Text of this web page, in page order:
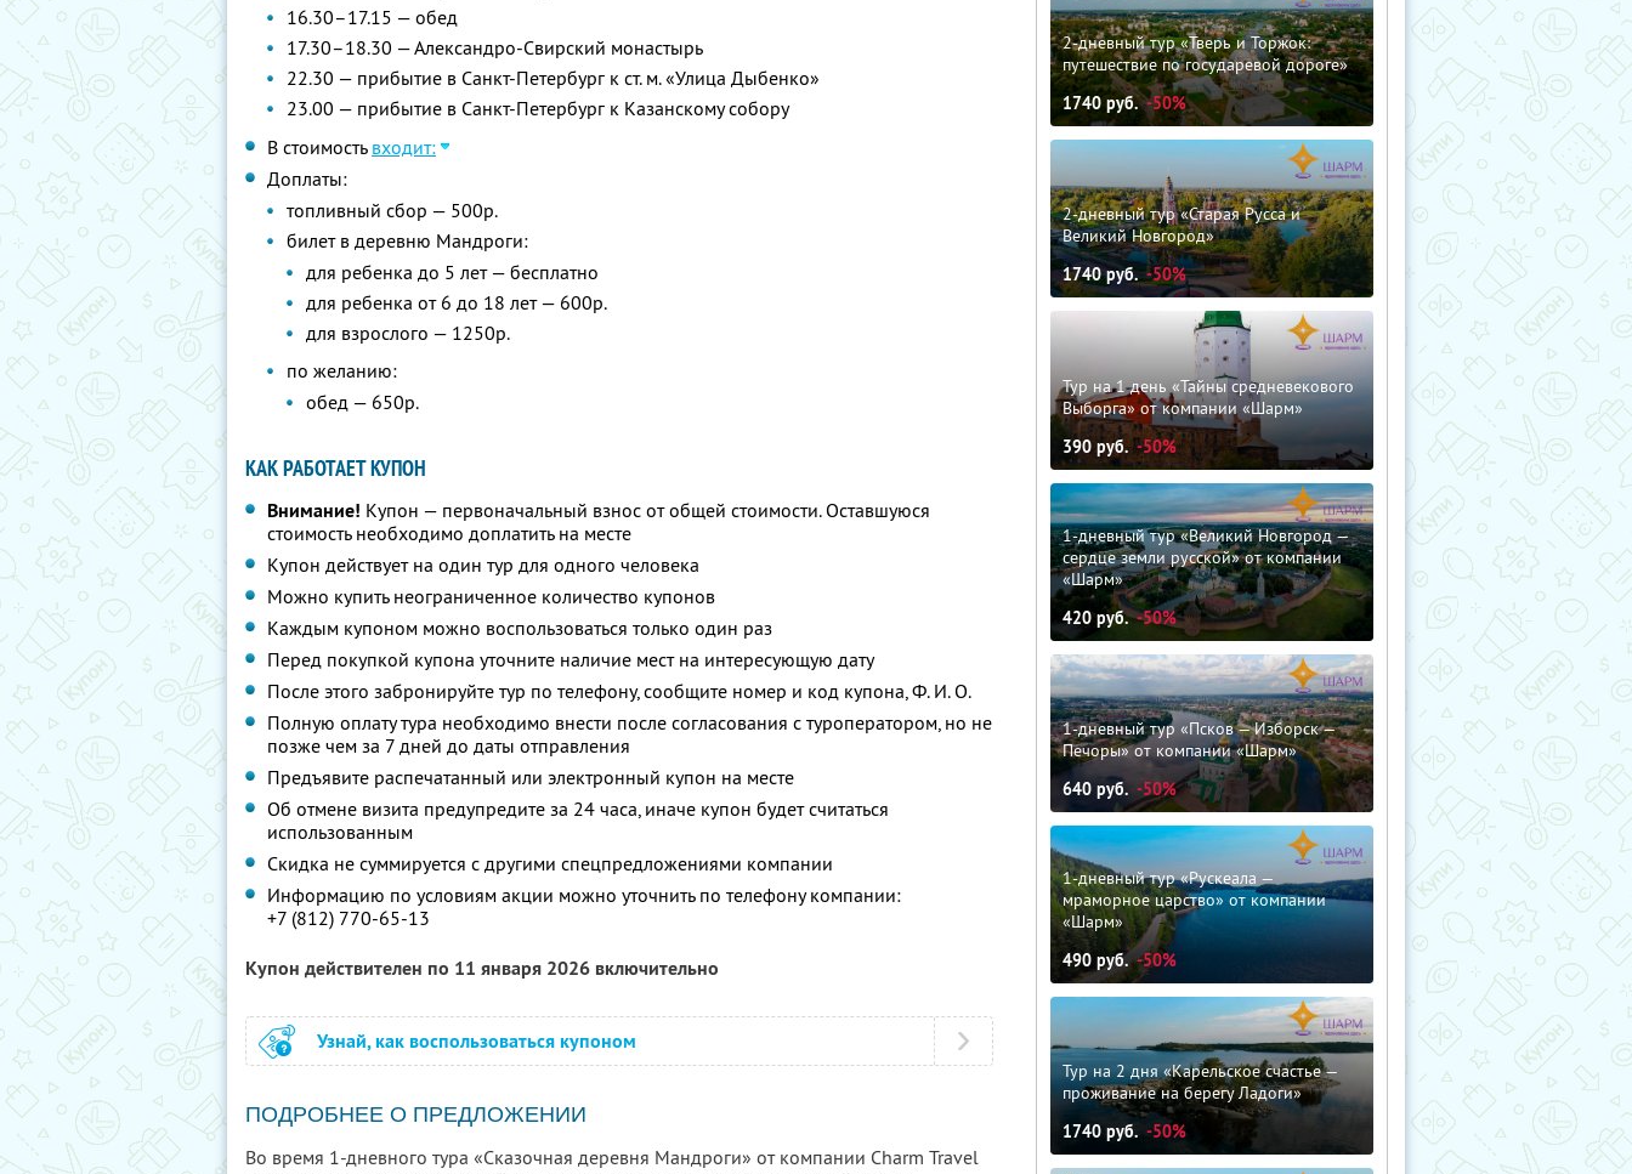
16.30–17.15 — обед
17.30–18.30 — Александро-Свирский монастырь
22.30 — прибытие в Санкт-Петербург к ст. м. «Улица Дыбенко»
23.00 — прибытие в Санкт-Петербург к Казанскому собору
В стоимость входит:
Доплаты:
топливный сбор — 500р.
билет в деревню Мандроги:
для ребенка до 5 лет — бесплатно
для ребенка от 6 до 18 лет — 600р.
для взрослого — 1250р.
по желанию:
обед — 650р.
КАК РАБОТАЕТ КУПОН
Внимание! Купон — первоначальный взнос от общей стоимости. Оставшуюся
стоимость необходимо доплатить на месте
Купон действует на один тур для одного человека
Можно купить неограниченное количество купонов
Каждым купоном можно воспользоваться только один раз
Перед покупкой купона уточните наличие мест на интересующую дату
После этого забронируйте тур по телефону, сообщите номер и код купона,Ф. И. О.
Полную оплату тура необходимо внести после согласования с туроператором, но не
позже чем за 7 дней до даты отправления
Предъявите распечатанный или электронный купон на месте
Об отмене визита предупредите за 24 часа, иначе купон будет считаться
использованным
Скидка не суммируется с другими спецпредложениями компании
Информацию по условиям акции можно уточнить по телефону компании:
+7 (812) 770-65-13
Купон действителен по 11 января 2026 включительно
Узнай, как воспользоваться купоном
ПОДРОБНЕЕ О ПРЕДЛОЖЕНИИ
Во время 1-дневного тура «Сказочная деревня Мандроги» от компании Charm Travel
2-дневный тур «Тверь и Торжок:
путешествие по государевой дороге»
1740руб. -50%
2-дневный тур «Старая Русса и
Великий Новгород»
1740руб. -50%
Тур на 1 день «Тайны средневекового
Выборга» от компании «Шарм»
390 руб. -50%
1-дневный тур «Великий Новгород —
сердце земли русской» от компании
«Шарм»
420 руб. -50%
1-дневный тур «Псков — Изборск —
Печоры» от компании «Шарм»
640 руб. -50%
1-дневный тур «Рускеала —
мраморное царство» от компании
«Шарм»
490 руб. -50%
Тур на 2 дня «Карельское счастье —
проживание на берегу Ладоги»
1740 руб. -50%